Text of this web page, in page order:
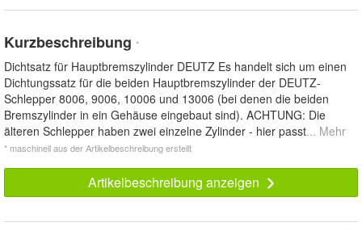
Kurzbeschreibung *
Dichtsatz für Hauptbremszylinder DEUTZ Es handelt sich um einen
Dichtungssatz für die beiden Hauptbremszylinder der DEUTZ-
Schlepper 8006, 9006, 10006 und 13006 (bei denen die beiden
Bremszylinder in ein Gehäuse eingebaut sind). ACHTUNG: Die
älteren Schlepper haben zwei einzelne Zylinder - hier passt... Mehr
* maschinell aus der Artikelbeschreibung erstellt
Artikelbeschreibung anzeigen